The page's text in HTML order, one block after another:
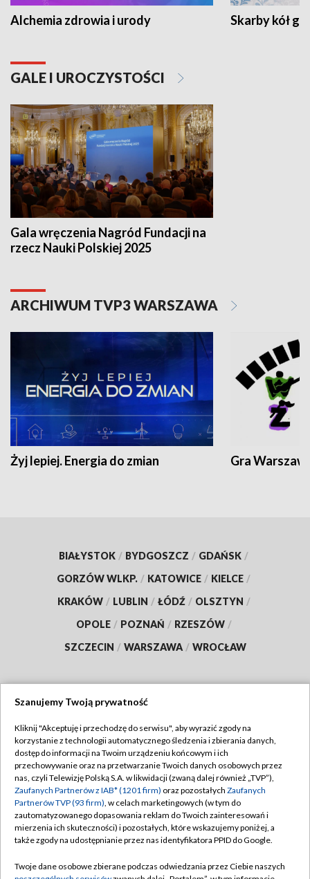
Alchemia zdrowia i urody Skarby kół
GALE I UROCZYSTOŚCI
Gala wręczenia Nagród Fundacji na
rzecz Nauki Polskiej 2025
ARCHIWUM TVP3 WARSZAWA
Żyj lepiej. Energia do zmian Gra
BIAŁYSTOK / BYDGOSZCZ / GDAŃSK /
GORZÓW WLKP. / KATOWICE / KIELCE /
KRAKÓW / LUBLIN / ŁÓDŹ / OLSZTYN /
OPOLE / POZNAŃ / RZESZÓW /
SZCZECIN / WARSZAWA / WROCŁAW
TVP
Abonament TVP
Emisja w TVP
Centrum informacji TVP
Naziemna Telewizja Cyfrowa
Regulamin TVP
Polityka prywatności
Moje zgody
Pomoc
Szanujemy Twoją prywatność
Kliknij "Akceptuję i przechodzę do serwisu", aby wyrazić zgody na
korzystanie z technologii automatycznego śledzenia i zbierania danych,
dostęp do informacji na Twoim urządzeniu końcowym i ich
przechowywanie oraz na przetwarzanie Twoich danych osobowych przez
nas, czyli Telewizję Polską S.A. w likwidacji (zwaną dalej również „TVP”),
Zaufanych Partnerów z IAB* (1201 firm) oraz pozostałych Zaufanych
Partnerów TVP (93 firm), w celach marketingowych (w tym do
zautomatyzowanego dopasowania reklam do Twoich zainteresowań i
mierzenia ich skuteczności) i pozostałych, które wskazujemy poniżej, a
także zgody na udostępnianie przez nas identyfikatora PPID do Google.
Twoje dane osobowe zbierane podczas odwiedzania przez Ciebie naszych